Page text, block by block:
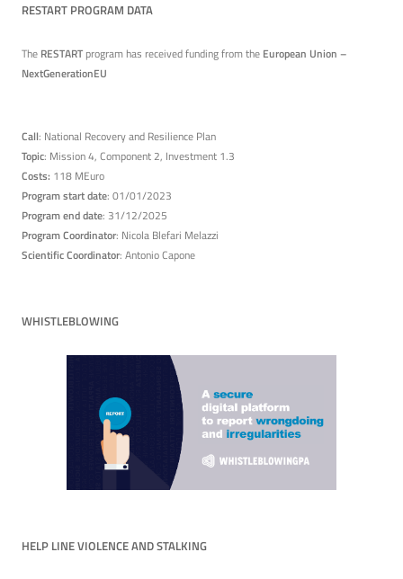
RESTART PROGRAM DATA
The RESTART program has received funding from the European Union –
NextGenerationEU
Call: National Recovery and Resilience Plan
Topic: Mission 4, Component 2, Investment 1.3
Costs: 118 MEuro
Program start date: 01/01/2023
Program end date: 31/12/2025
Program Coordinator: Nicola Blefari Melazzi
Scientific Coordinator: Antonio Capone
WHISTLEBLOWING
HELP LINE VIOLENCE AND STALKING